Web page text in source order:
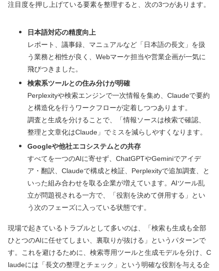
注目度を押し上げている要素を整理すると、次の3つがあります。
日本語対応の精度向上
レポート、議事録、マニュアルなど「日本語の長文」を扱
う業務と相性が良く、Webマーケ担当や営業企画が一気に
飛びつきました。
検索系ツールとの住み分けが明確
Perplexityや検索エンジンで一次情報を集め、Claudeで要約
と構造化を行うワークフローが定着しつつあります。
調査と生成を分けることで、「情報ソースは検索で確認、
整理と文章化はClaude」でミスを減らしやすくなります。
Googleや他社エコシステムとの共存
すべてを一つのAIに寄せず、ChatGPTやGeminiでアイデ
ア・翻訳、Claudeで構成と検証、Perplexityで追加調査、と
いった組み合わせを取る企業が増えています。AIツール乱
立が問題視される一方で、「役割を決めて併用する」とい
う次のフェーズに入っている状態です。
現場で起きているトラブルとして多いのは、「検索も生成も全部
ひとつのAIに任せてしまい、裏取りが抜ける」というパターンで
す。これを避けるために、検索専用ツールと生成モデルを分け、C
laudeには「長文の整理とチェック」という明確な役割を与える企